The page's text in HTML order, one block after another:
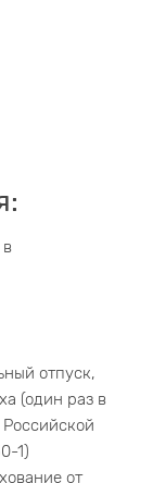
в
отпуск,
(один раз в
1)
от